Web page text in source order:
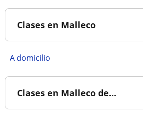
Clases en Malleco
a domicilio
Clases en Malleco de…